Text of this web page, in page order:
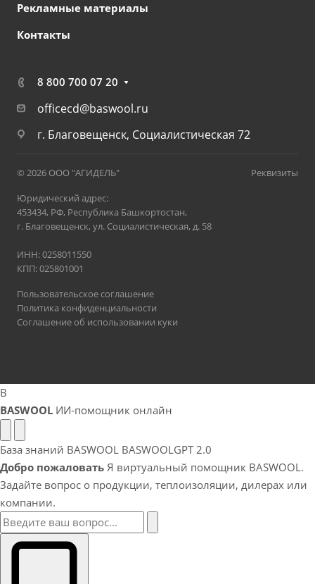
Рекламные материалы
Контакты
8 800 700 07 20
officecd@baswool.ru
г. Благовещенск, Социалистическая 72
© 2026 ООО "АГИДЕЛЬ"
Реквизиты
Юридический адрес:
453434, РФ, Республика Башкортостан,
г. Благовещенск, ул. Социалистическая, д. 58
ИНН: 0258011550
КПП: 025801001
Пользовательское соглашение
Политика конфиденциальности
Соглашение об использовании куки
B
BASWOOL ИИ-помощник онлайн
База знаний BASWOOL BASWOOLGPT 2.0
Добро пожаловать Я виртуальный помощник BASWOOL.
Задайте вопрос о продукции, теплоизоляции, дилерах или
компании.